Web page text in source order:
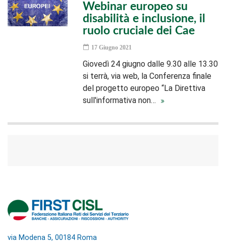
Webinar europeo su
disabilità e inclusione, il
ruolo cruciale dei Cae
17 Giugno 2021
Giovedì 24 giugno dalle 9.30 alle 13.30
si terrà, via web, la Conferenza finale
del progetto europeo “La Direttiva
sull'informativa non…
via Modena 5, 00184 Roma